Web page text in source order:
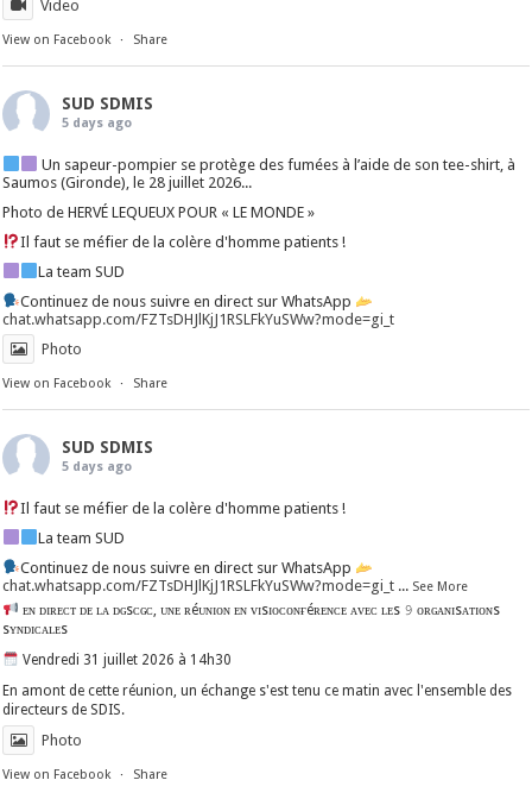
Video
View on Facebook · Share
SUD SDMIS
5 days ago
Un sapeur-pompier se protège des fumées à l’aide de son tee-shirt, à
Saumos (Gironde), le 28 juillet 2026...
Photo de HERVÉ LEQUEUX POUR « LE MONDE »
Il faut se méfier de la colère d'homme patients !
La team SUD
Continuez de nous suivre en direct sur WhatsApp
chat.whatsapp.com/FZTsDHJlKjJ1RSLFkYuSWw?mode=gi_t
Photo
View on Facebook · Share
SUD SDMIS
5 days ago
Il faut se méfier de la colère d'homme patients !
La team SUD
Continuez de nous suivre en direct sur WhatsApp
chat.whatsapp.com/FZTsDHJlKjJ1RSLFkYuSWw?mode=gi_t
ᴇɴ ᴅɪʀᴇᴄᴛ ᴅᴇ ʟᴀ ᴅɢsᴄɢᴄ, ᴜɴᴇ ʀéᴜɴɪᴏɴ ᴇɴ ᴠɪsɪᴏᴄᴏɴғéʀᴇɴᴄᴇ ᴀᴠᴇᴄ ʟᴇs 𝟿 ᴏʀɢᴀɴɪsᴀᴛɪᴏɴs
sʏɴᴅɪᴄᴀʟᴇs
Vendredi 31 juillet 2026 à 14h30
En amont de cette réunion, un échange s'est tenu ce matin avec l'ensemble des
directeurs de SDIS.
... See More
Photo
View on Facebook · Share